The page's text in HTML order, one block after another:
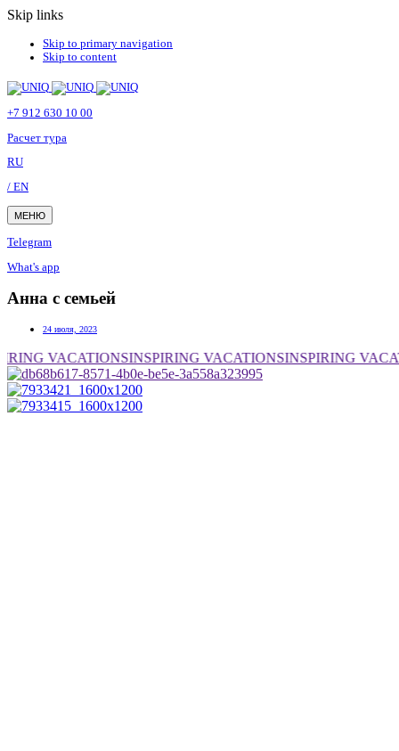
Skip links
Skip to primary navigation
Skip to content
+7 912 630 10 00
Расчет тура
RU
/ EN
МЕНЮ
Telegram
What's app
Анна с семьей
24 июля, 2023
VACATIONSINSPIRING VACATIONSINSPIRING